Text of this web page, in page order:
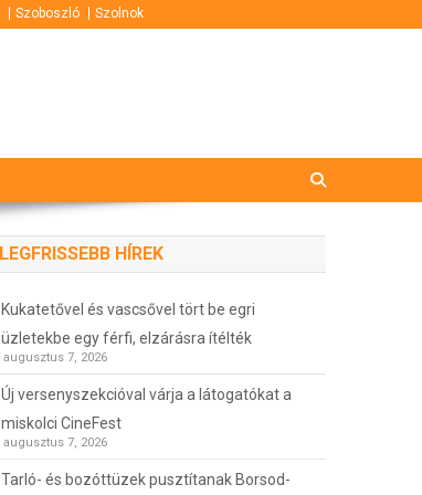
Szoboszló Szolnok
LEGFRISSEBB HÍREK
Kukatetővel és vascsővel tört be egri
üzletekbe egy férfi, elzárásra ítélték
augusztus 7, 2026
Új versenyszekcióval várja a látogatókat a
miskolci CineFest
augusztus 7, 2026
Tarló- és bozóttüzek pusztítanak Borsod-